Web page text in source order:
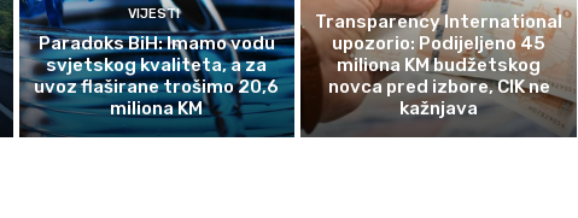
VIJESTI
Paradoks BiH: Imamo vodu
svjetskog kvaliteta, a za
uvoz flaširane trošimo 20,6
miliona KM
Transparency International
upozorio: Podijeljeno 45
miliona KM budžetskog
novca pred izbore, CIK ne
kažnjava